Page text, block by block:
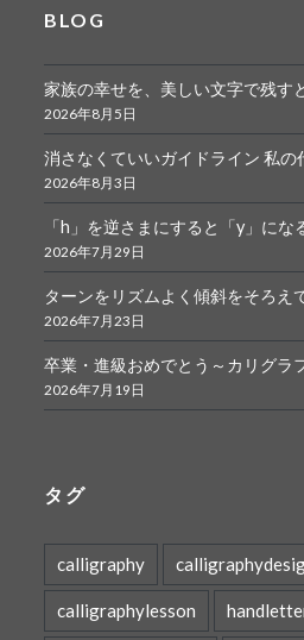
BLOG
家族の幸せを、美しい文字で残す
2026年8月5日
消さなくていいガイドライン 私の
2026年8月3日
「h」を逆さまにすると「y」にな
2026年7月29日
ターンをリズムよく傾斜をそろえ
2026年7月23日
卒業・進級おめでとう～カリグラ
2026年7月19日
タグ
calligraphy
calligraphylesson